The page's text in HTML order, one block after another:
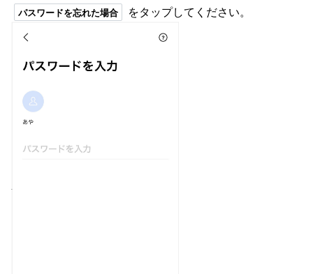
パスワードを忘れた場合 をタップしてください。